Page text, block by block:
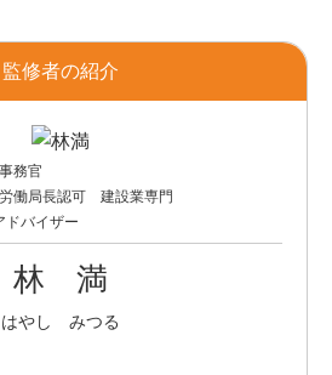
監修者の紹介
務官
働局長認可 建設業専門
バイザー
林 満
はやし みつる